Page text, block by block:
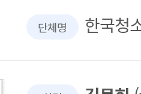
단체명 한국청